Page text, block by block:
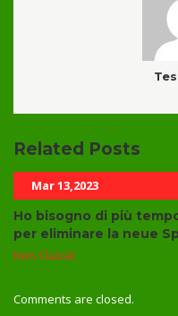
Related Posts
Mar 13,2023
Ho bisogno di più
per eliminare la neue
Non Classé
Comments are closed.